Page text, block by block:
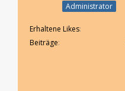
Administrator
Erhaltene Likes
Beiträge